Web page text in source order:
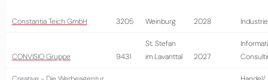
Constantia Teich GmbH 3205 Weinburg 2028 Industrie
CONVISIO Gruppe 9431
St. Stefan
im Lavanttal
2027